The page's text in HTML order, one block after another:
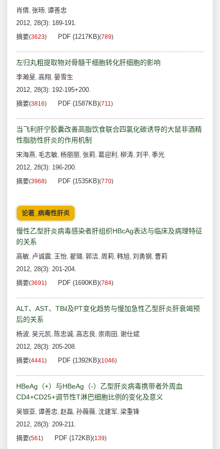
肖倩, 张旸, 谭善忠
2012, 28(3): 189-191.
摘要(3623) PDF (1217KB)(789)
左归丸粗提取物对骨髓干细胞转化肝细胞的影响
李瀚旻, 高翔, 晏雪生
2012, 28(3): 192-195+200.
摘要(3816) PDF (1587KB)(711)
当飞利肝宁胶囊改善高脂饮食联合四氯化碳诱导的大鼠非酒精
性脂肪性肝炎的作用机制
宋海燕, 毛志敏, 杨丽丽, 张莉, 葛迎利 , 柳涛, 刘平, 季光
2012, 28(3): 196-200.
摘要(3968) PDF (1535KB)(770)
论著_病毒性肝炎
慢性乙型肝炎病毒感染者肝组织HBcAg表达与临床及病理特征
的关系
高敏, 卢诚震, 王怡, 翟璐, 郭洁, 周莉, 韩旭, 刘勇钢, 曹莉
2012, 28(3): 201-204.
摘要(3691) PDF (1690KB)(784)
ALT、AST、TBil及PT变化趋势与慢加急性乙型肝炎肝衰竭预
后的关系
杨波, 吴元凯, 陈忠诚, 高志良, 崇雨田 , 谢仕斌
2012, 28(3): 205-208.
摘要(4441) PDF (1392KB)(1046)
HBeAg（+）与HBeAg（-）乙型肝炎病毒携带者外周血
CD4+CD25+调节性T淋巴细胞比例的变化及意义
吴银亚, 谭善忠, 赵磊, 孙薇薇, 沈建军, 梁重锋
2012, 28(3): 209-211.
摘要(561) PDF (172KB)(139)